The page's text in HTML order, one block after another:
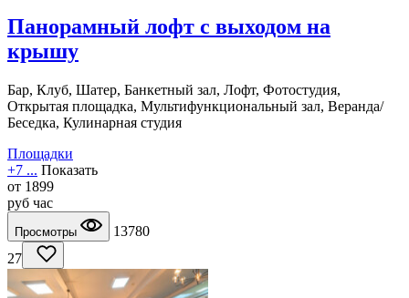
Панорамный лофт с выходом на
крышу
Бар, Клуб, Шатер, Банкетный зал, Лофт, Фотостудия,
Открытая площадка, Мультифункциональный зал, Веранда/
Беседка, Кулинарная студия
Площадки
+7 ... Показать
от 1899
руб час
Просмотры
13780
27